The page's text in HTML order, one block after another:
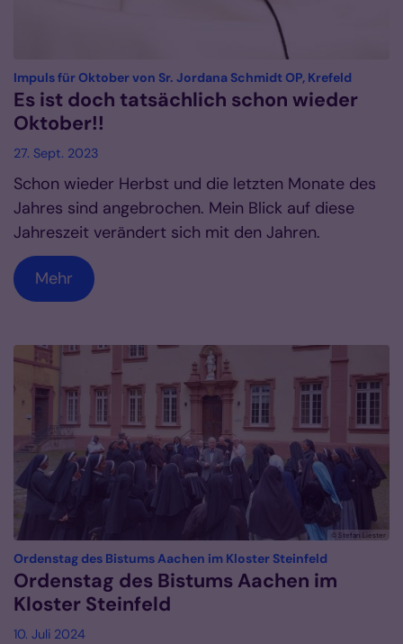
Impuls für Oktober von Sr. Jordana Schmidt OP, Krefeld
Es ist doch tatsächlich schon wieder
Oktober!!
27. Sept. 2023
Schon wieder Herbst und die letzten Monate des
Jahres sind angebrochen. Mein Blick auf diese
Jahreszeit verändert sich mit den Jahren.
Mehr
© Stefan Liester
Ordenstag des Bistums Aachen im Kloster Steinfeld
Ordenstag des Bistums Aachen im
Kloster Steinfeld
10. Juli 2024